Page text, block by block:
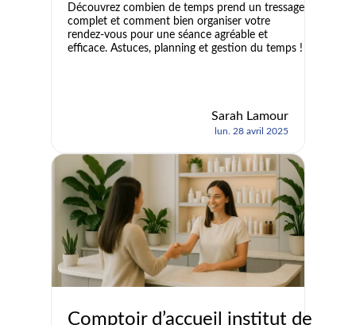
Découvrez combien de temps prend un tressage
complet et comment bien organiser votre
rendez-vous pour une séance agréable et
efficace. Astuces, planning et gestion du temps !
Sarah Lamour
lun. 28 avril 2025
Comptoir d’accueil institut de